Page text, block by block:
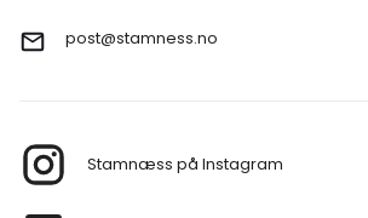
post@stamness.no
Stamnæss på Instagram